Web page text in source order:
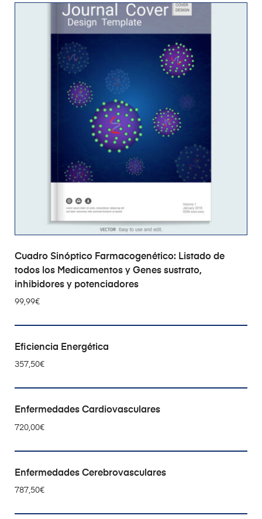
AÑADIR AL CARRITO
Cuadro Sinóptico Farmacogenético: Listado de
todos los Medicamentos y Genes sustrato,
inhibidores y potenciadores
99,99€
AÑADIR AL CARRITO
Eficiencia Energética
357,50€
AÑADIR AL CARRITO
Enfermedades Cardiovasculares
720,00€
AÑADIR AL CARRITO
Enfermedades Cerebrovasculares
787,50€